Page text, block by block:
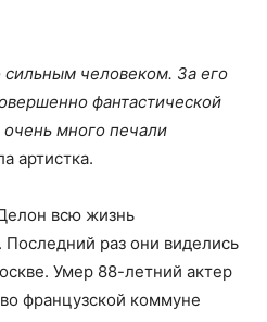
человеком. За его
фантастической
много печали
артистка.
всю жизнь
раз они виделись
Умер 88-летний актер
французской коммуне